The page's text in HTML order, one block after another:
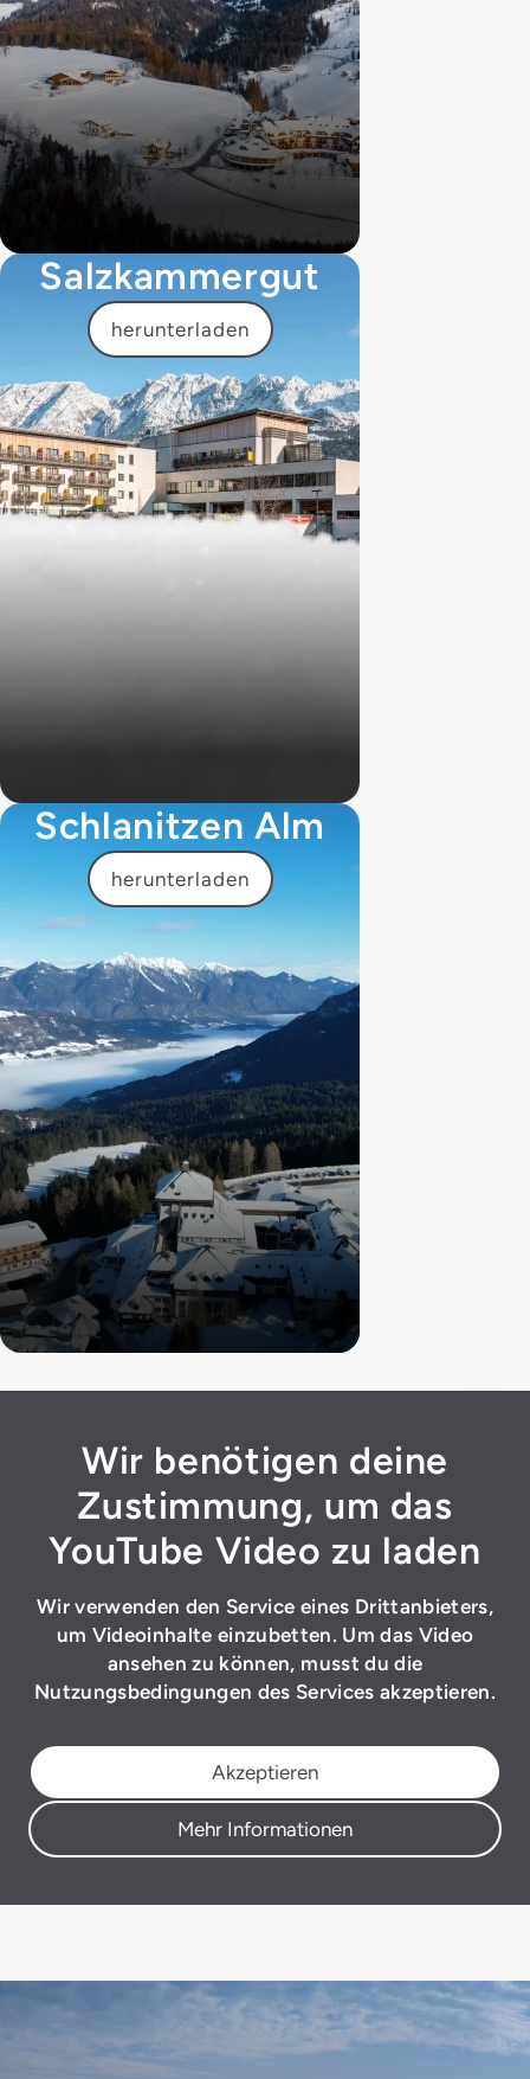
Salzkammergut
herunterladen
Schlanitzen Alm
herunterladen
Wir benötigen deine
Zustimmung, um das
YouTube Video zu laden
Wir verwenden den Service eines Drittanbieters,
um Videoinhalte einzubetten. Um das Video
ansehen zu können, musst du die
Nutzungsbedingungen des Services akzeptieren.
Akzeptieren
Mehr Informationen